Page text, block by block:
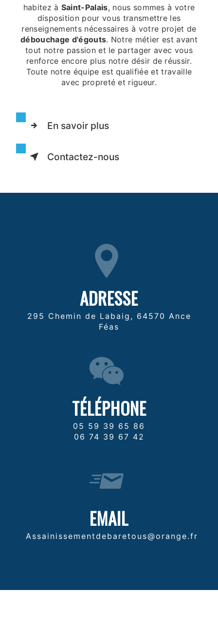
habitez à Saint-Palais, nous sommes à votre
disposition pour vous transmettre les
renseignements nécessaires à votre projet de
débouchage d'égouts. Notre métier est avant
tout notre passion et le partager avec vous
renforce encore plus notre désir de réussir.
Toute notre équipe est qualifiée et travaille
avec propreté et rigueur.
En savoir plus
Contactez-nous
ADRESSE
295 Chemin de Labaig, 64570 Ance
Féas
TÉLÉPHONE
05 59 39 65 86
06 74 39 67 42
EMAIL
assainissementdebaretous@orange.fr